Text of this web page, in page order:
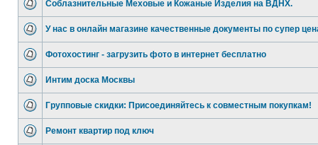
Соблазнительные Меховые и Кожаные Изделия на ВДНХ.
У нас в онлайн магазине качественные документы по супер
Фотохостинг - загрузить фото в интернет бесплатно
Интим доска Москвы
Групповые скидки: Присоединяйтесь к совместным покупкам!
Ремонт квартир под ключ